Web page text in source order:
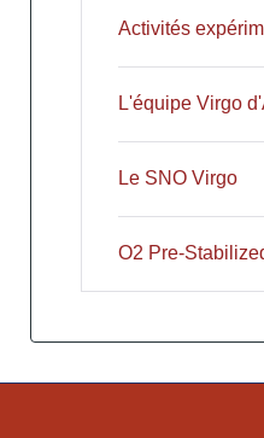
Activités
L'équipe Virgo
Le SNO Virgo
O2 Pre-